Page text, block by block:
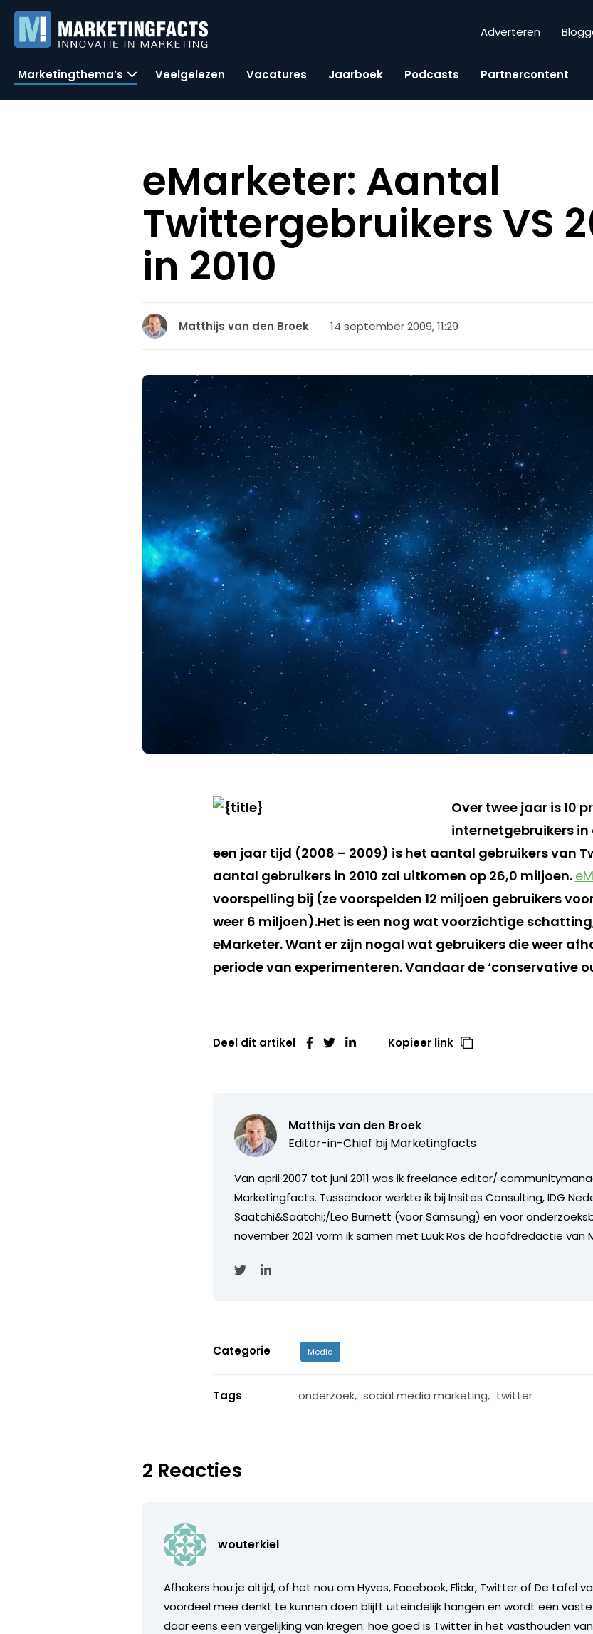
Adverteren
Marketingthema’s Veelgelezen Vacatures Jaarboek Podcasts Partnercontent
eMarketer: Aantal
Twittergebruikers VS
in 2010
Matthijs van den Broek 14 september 2009, 11:29
Over twee jaar is 10
internetgebruikers in
een jaar tijd (2008 – 2009) is het aantal gebruikers van
aantal gebruikers in 2010 zal uitkomen op 26,0 miljoen.
voorspelling bij (ze voorspelden 12 miljoen gebruikers
weer 6 miljoen).Het is een nog wat voorzichtige
eMarketer. Want er zijn nogal wat gebruikers die weer
periode van experimenteren. Vandaar de ‘conservative
Deel dit artikel Kopieer link
Matthijs van den Broek
Editor-in-Chief bij Marketingfacts
Van april 2007 tot juni 2011 was ik freelance editor/
Marketingfacts. Tussendoor werkte ik bij Insites Consulting, IDG
Saatchi&Saatchi;/Leo Burnett (voor Samsung) en voor
november 2021 vorm ik samen met Luuk Ros de hoofdredactie van
Categorie Media
Tags onderzoek, social media marketing, twitter
2 Reacties
wouterkiel
Afhakers hou je altijd, of het nou om Hyves, Facebook, Flickr, Twitter of De tafel
voordeel mee denkt te kunnen doen blijft uiteindelijk hangen en wordt een
daar eens een vergelijking van kregen: hoe goed is Twitter in het vasthouden